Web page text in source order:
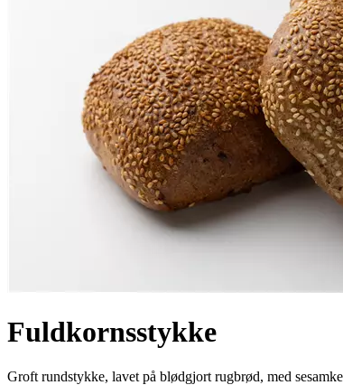
Fuldkornsstykke
Groft rundstykke, lavet på blødgjort rugbrød, med